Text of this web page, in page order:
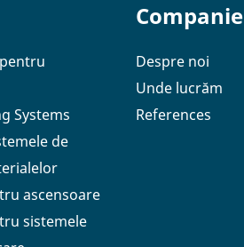
Systems
de
ascensoare
sistemele
Companie
Despre noi
Unde lucrăm
References